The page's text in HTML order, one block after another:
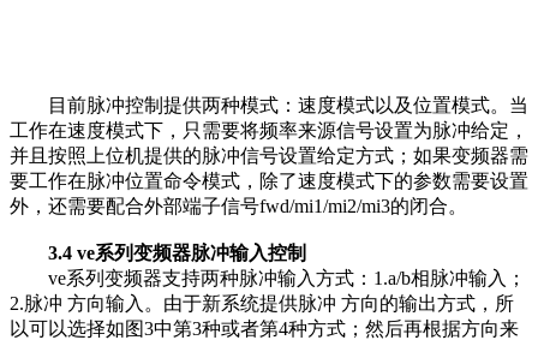
目前脉冲控制提供两种模式：速度模式以及位置模式。当
工作在速度模式下，只需要将频率来源信号设置为脉冲给定，
并且按照上位机提供的脉冲信号设置给定方式；如果变频器需
要工作在脉冲位置命令模式，除了速度模式下的参数需要设置
外，还需要配合外部端子信号fwd/mi1/mi2/mi3的闭合。
3.4 ve系列变频器脉冲输入控制
ve系列变频器支持两种脉冲输入方式：1.a/b相脉冲输入；
2.脉冲 方向输入。由于新系统提供脉冲 方向的输出方式，所
以可以选择如图3中第3种或者第4种方式；然后再根据方向来